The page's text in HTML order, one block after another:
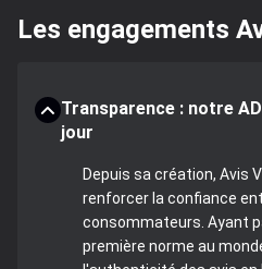
Les engagements
Transparence : notre
jour
Depuis sa création, Avis
renforcer la confiance
consommateurs. Ayant
première norme au